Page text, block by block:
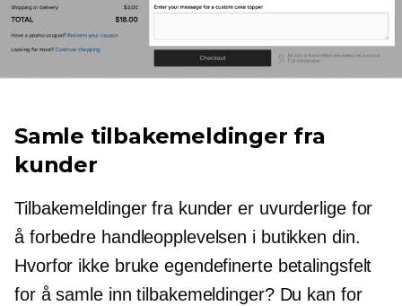
Samle tilbakemeldinger fra
kunder
Tilbakemeldinger fra kunder er uvurderlige for
å forbedre handleopplevelsen i butikken din.
Hvorfor ikke bruke egendefinerte betalingsfelt
for å samle inn tilbakemeldinger? Du kan for